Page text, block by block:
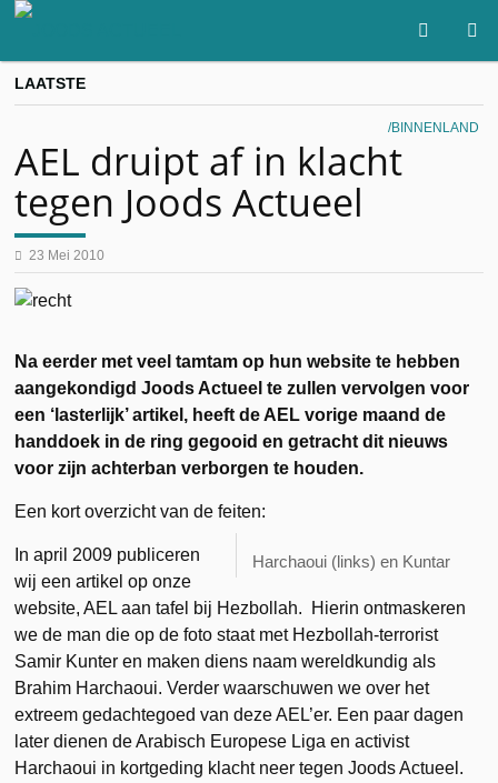
LAATSTE
BINNENLAND
AEL druipt af in klacht
tegen Joods Actueel
23 Mei 2010
Na eerder met veel tamtam op hun website te hebben
aangekondigd Joods Actueel te zullen vervolgen voor
een ‘lasterlijk’ artikel, heeft de AEL vorige maand de
handdoek in de ring gegooid en getracht dit nieuws
voor zijn achterban verborgen te houden.
Een kort overzicht van de feiten:
Harchaoui (links) en Kuntar
In april 2009 publiceren
wij een artikel op onze
website, AEL aan tafel bij Hezbollah. Hierin ontmaskeren
we de man die op de foto staat met Hezbollah-terrorist
Samir Kunter en maken diens naam wereldkundig als
Brahim Harchaoui. Verder waarschuwen we over het
extreem gedachtegoed van deze AEL’er. Een paar dagen
later dienen de Arabisch Europese Liga en activist
Harchaoui in kortgeding klacht neer tegen Joods Actueel.